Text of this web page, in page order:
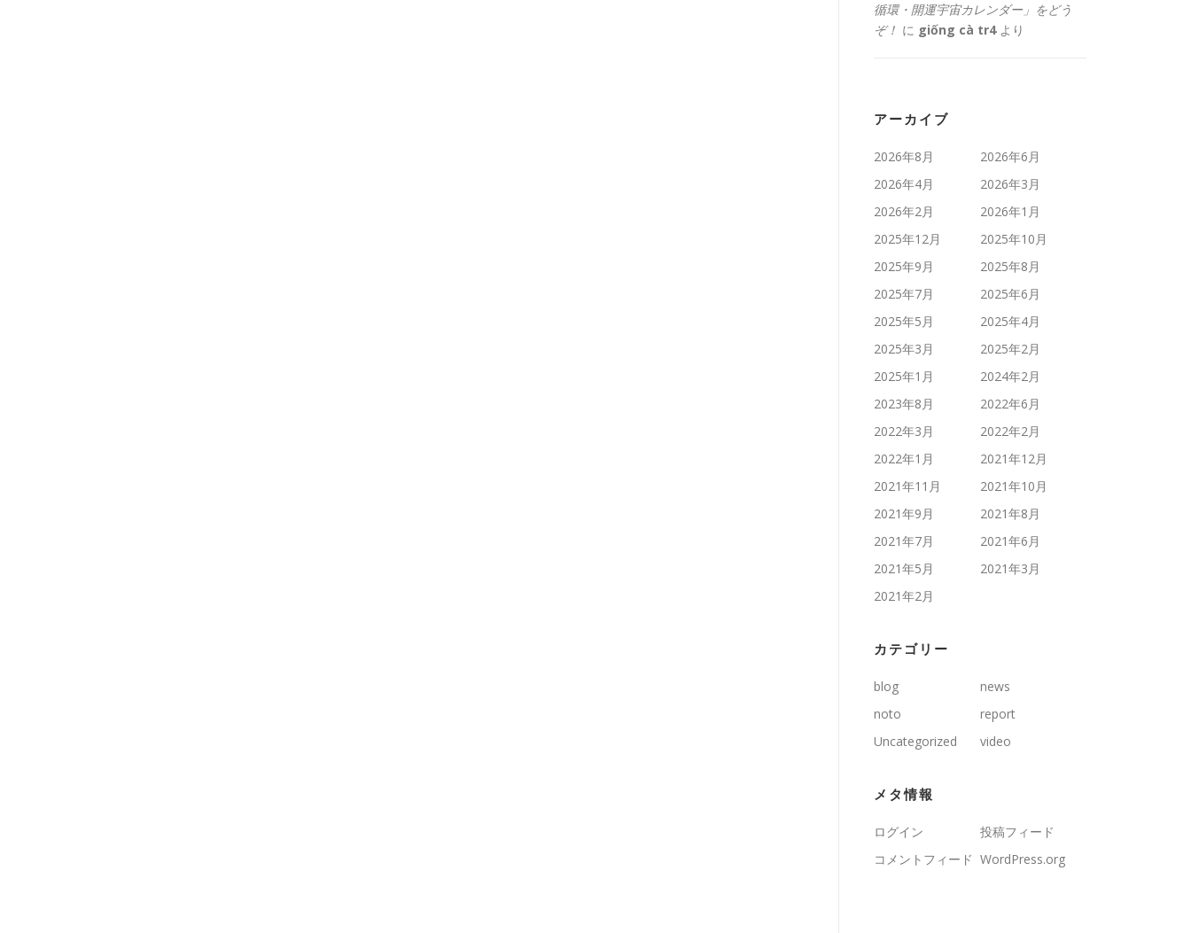
循環・開運宇宙カレンダー」をどう
ぞ！ に giống cà tr4より
アーカイブ
2026年8月
2026年6月
2026年4月
2026年3月
2026年2月
2026年1月
2025年12月
2025年10月
2025年9月
2025年8月
2025年7月
2025年6月
2025年5月
2025年4月
2025年3月
2025年2月
2025年1月
2024年2月
2023年8月
2022年6月
2022年3月
2022年2月
2022年1月
2021年12月
2021年11月
2021年10月
2021年9月
2021年8月
2021年7月
2021年6月
2021年5月
2021年3月
2021年2月
カテゴリー
blog
news
noto
report
Uncategorized
video
メタ情報
ログイン
投稿フィード
コメントフィード WordPress.org